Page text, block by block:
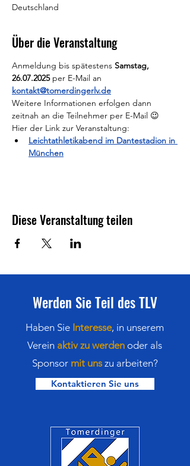
Deutschland
Über die Veranstaltung
Anmeldung bis spätestens Samstag,
26.07.2025 per E-Mail an
kontakt@tomerdingerlv.de
Weitere Informationen erfolgen dann
zeitnah an die Teilnehmer per E-Mail 😉
Hier der Link zur Veranstaltung:
Leichtathletikabend im Dantestadion in
München
Diese Veranstaltung teilen
Werden Sie Teil des TLV
Haben Sie Interesse, in unserem
Verein aktiv zu werden oder als
Sponsor mit unszu arbeiten?
Kontaktieren Sie uns